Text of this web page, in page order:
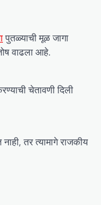
पुतळ्याची मूळ जागा
वाढला आहे.
चेतावणी दिली
तर त्यामागे राजकीय